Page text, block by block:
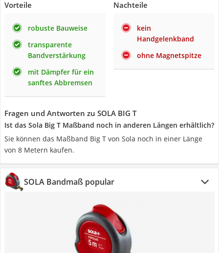
Vorteile
robuste Bauweise
transparente
Bandverstärkung
mit Dämpfer für ein
sanftes Abbremsen
Nachteile
kein
Handgelenkband
ohne Magnetspitze
Fragen und Antworten zu SOLA BIG T
Ist das Sola Big T Maßband noch in anderen Längen erhältlich?
Sie können das Maßband Big T von Sola noch in einer Länge
von 8 Metern kaufen.
SOLA Bandmaß popular